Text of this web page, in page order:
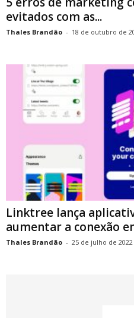
evitados com as...
Thales Brandão - 18 de outubro de
Linktree lança
aumentar a conexão
Thales Brandão - 25 de julho de 2022